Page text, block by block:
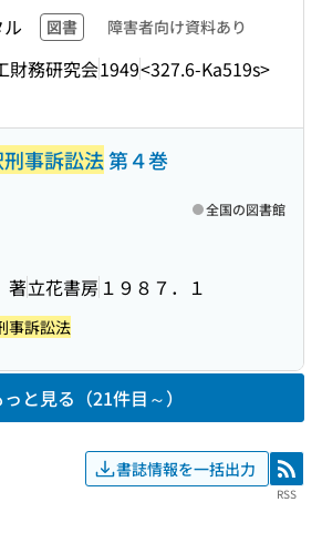
図書 障害者向け資料あり
財務研究会1949<327.6-Ka519s>
事訴訟法第４巻
著立花書房 １９８７．１
全国の図書館
事訴訟法
と見る（21件目～）
書誌情報を一括出力 RSS
RSS